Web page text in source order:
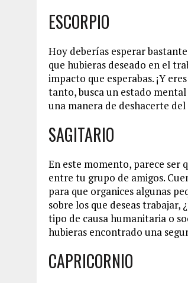
ESCORPIO
Hoy deberías esperar
que hubieras deseado en el
impacto que esperabas. ¡Y
tanto, busca un estado
una manera de deshacerte
SAGITARIO
En este momento, parece ser
entre tu grupo de amigos.
para que organices algunas
sobre los que deseas
tipo de causa humanitaria o
hubieras encontrado una
CAPRICORNIO